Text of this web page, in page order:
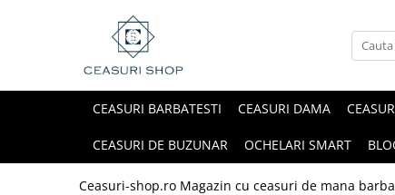
CEASURI BARBATESTI CEASURI DAMA
CEASURI DE BUZUNAR OCHELARI SMART
Ceasuri-shop.ro Magazin cu ceasuri de mana